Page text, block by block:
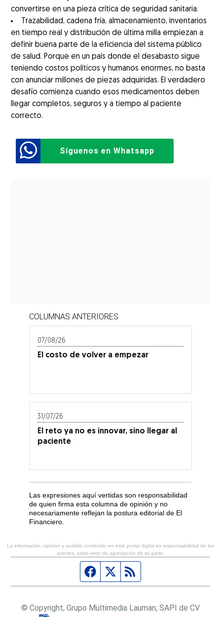
convertirse en una pieza crítica de seguridad sanitaria.
Trazabilidad, cadena fría, almacenamiento, inventarios
en tiempo real y distribución de última milla empiezan a
definir buena parte de la eficiencia del sistema público
de salud. Porque en un país donde el desabasto sigue
teniendo costos políticos y humanos enormes, no basta
con anunciar millones de piezas adquiridas. El verdadero
desafío comienza cuando esos medicamentos deben
llegar completos, seguros y a tiempo al paciente
correcto.
Síguenos en Whatsapp
COLUMNAS ANTERIORES
07/08/26
El costo de volver a empezar
31/07/26
El reto ya no es innovar, sino llegar al
paciente
Las expresiones aquí vertidas son responsabilidad
de quien firma esta columna de opinión y no
necesariamente reflejan la postura editorial de El
Financiero.
La información, opinión y análisis contenido en este portal digital es responsabilidad de los
autores, salvo error de apreciación de su parte.
Página de Facebook
Fuente Twitter
© Copyright, Grupo Multimedia Lauman, SAPI de CV